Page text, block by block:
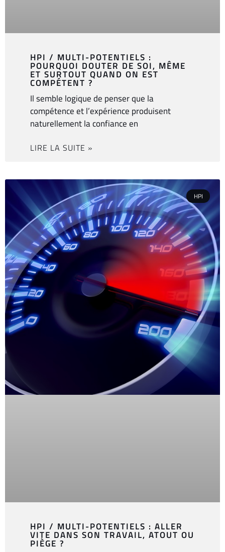
HPI / MULTI-POTENTIELS :
POURQUOI DOUTER DE SOI, MÊME
ET SURTOUT QUAND ON EST
COMPÉTENT ?
Il semble logique de penser que la
compétence et l’expérience produisent
naturellement la confiance en
LIRE LA SUITE »
HPI
HPI / MULTI-POTENTIELS : ALLER
VITE DANS SON TRAVAIL, ATOUT OU
PIÈGE ?